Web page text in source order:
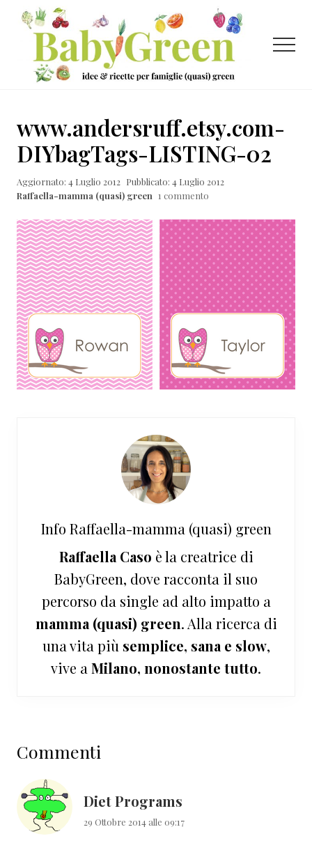
Menu
Passa
contenuto
principale
Passa
laterale
primaria
Passa
ricette
per
famiglie
green
Menu
www.andersruff.etsy.com-
DIYbagTags-LISTING-02
Aggiornato: 4 Luglio 2012 Pubblicato: 4 Luglio 2012
Raffaella-mamma (quasi) green 1 commento
Info Raffaella-mamma (quasi) green
Raffaella Caso è la creatrice di
BabyGreen, dove racconta il suo
percorso da single ad alto impatto a
mamma (quasi) green. Alla ricerca di
una vita più semplice, sana e slow,
vive a Milano, nonostante tutto.
del
lettore
Commenti
Diet Programs
29 Ottobre 2014 alle 09:17